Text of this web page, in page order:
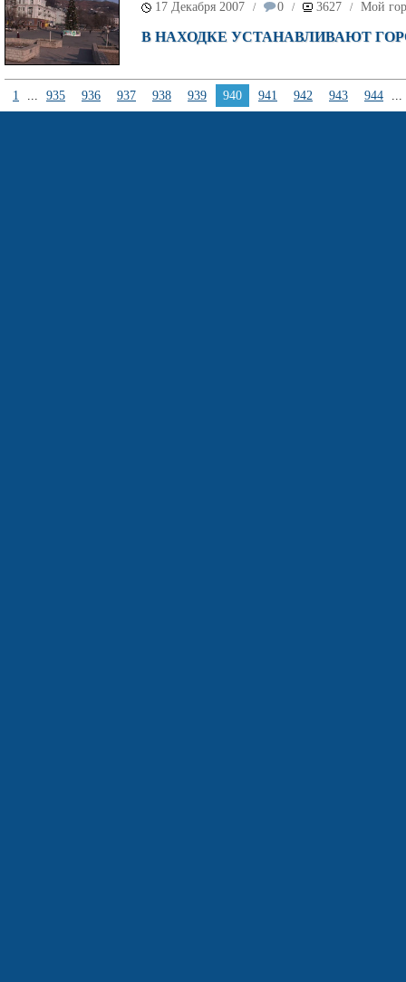
17 Декабря 2007 / 0 / 3627 / Мой
В НАХОДКЕ УСТАНАВЛИВАЮТ
1 ... 935 936 937 938 939 940 941 942 943 944 ...